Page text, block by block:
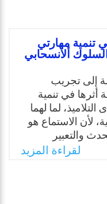
تنمية مهارتي
ألانسحابي
إلى تجريب
أثرها في تنمية
لما لهما
لأن الاستماع هو
والتعبير
من معلومات
لمعرفة أثر هذه
لقراءة المزيد